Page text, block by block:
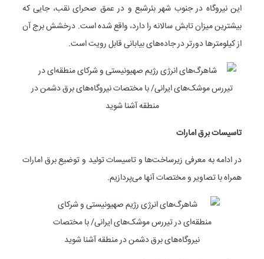
این نیروگاه در جنوب شهر بئرشبع و در عمق صحرای نقب، جایی که
بیشترین میزان تابش سالانه را دارد، واقع شده است. درخشش برج آن
از کیلومترها دورتر در جاده‌های بیابانی قابل رویت است.
تاسیسات برق امارات
در ادامه به معرفی زیرساخت‌ها و تاسیسات تولید و توضیع برق امارات
همراه با تصاویر و مختصات آنها می‌پردازیم.